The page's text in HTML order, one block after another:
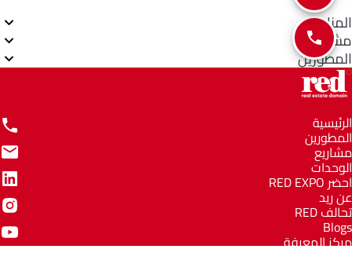
المناطق
مشاريع
المطورين
الرئيسية
المطورين
مشاريع
الوحدات
احضر RED EXPO
عن ريد
تحالف RED
Blogs
مركز المعرفة